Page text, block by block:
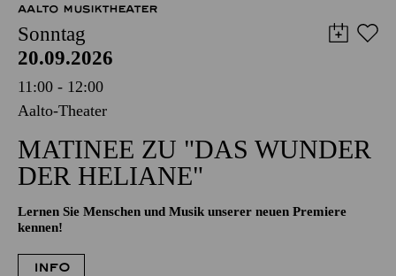
AALTO MUSIKTHEATER
Sonntag
20.09.2026
11:00 - 12:00
Aalto-Theater
MATINEE ZU "DAS WUNDER
DER HELIANE"
Lernen Sie Menschen und Musik unserer neuen Premiere
kennen!
INFO